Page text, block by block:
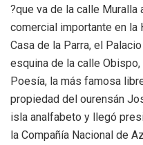
?que va de la calle Muralla
comercial importante en la
Casa de la Parra, el
esquina de la calle
Poesía, la más famosa
propiedad del ourensán
isla analfabeto y llegó
la Compañía Nacional de